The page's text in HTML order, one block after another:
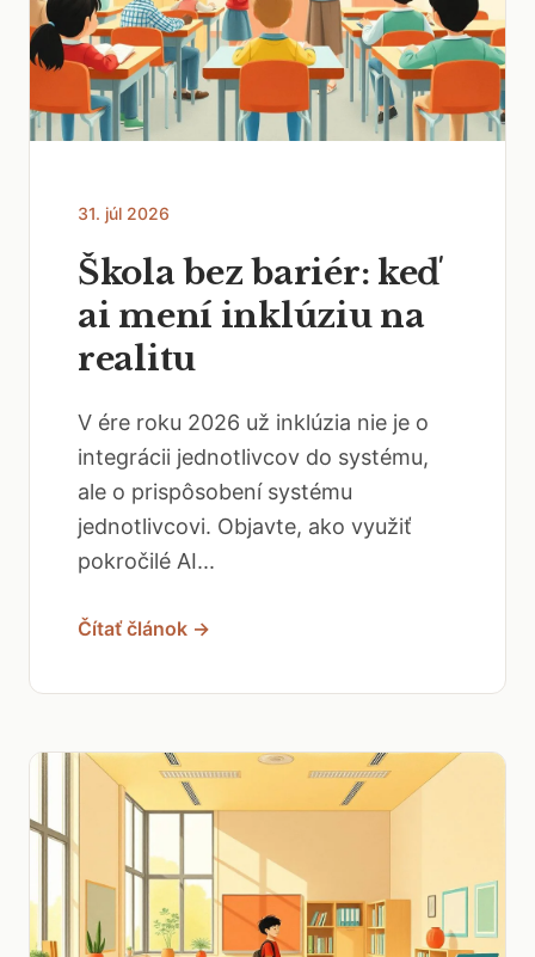
31. júl 2026
Škola bez bariér: keď
ai mení inklúziu na
realitu
V ére roku 2026 už inklúzia nie je o
integrácii jednotlivcov do systému,
ale o prispôsobení systému
jednotlivcovi. Objavte, ako využiť
pokročilé AI...
Čítať článok →